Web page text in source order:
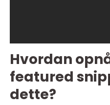
Hvordan
featured
dette?